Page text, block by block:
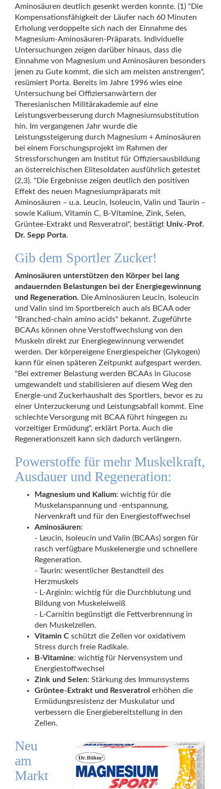
Aminosäuren deutlich gesenkt werden konnte. (1) "Die
Kompensationsfähigkeit der Läufer nach 60 Minuten
Erholung verdoppelte sich nach der Einnahme des
Magnesium-Aminosäuren-Präparats. Individuelle
Untersuchungen zeigen darüber hinaus, dass die
Einnahme von Magnesium und Aminosäuren besonders
jenen zu Gute kommt, die sich am meisten anstrengen",
resümiert Porta. Bereits im Jahre 1996 wies eine
Untersuchung bei Offiziersanwärtern der
Theresianischen Militärakademie auf eine
Leistungsverbesserung durch Magnesiumsubstitution
hin. Im vergangenen Jahr wurde die
Leistungssteigerung durch Magnesium + Aminosäuren
bei einem Forschungsprojekt im Rahmen der
Stressforschungen am Institut für Offiziersausbildung
an österreichischen Elitesoldaten ausführlich getestet
(2,3). "Die Ergebnisse zeigen deutlich den positiven
Effekt des neuen Magnesiumpräparats mit
Aminosäuren – u.a. Leucin, Isoleucin, Valin und Taurin –
sowie Kalium, Vitamin C, B-Vitamine, Zink, Selen,
Grüntee-Extrakt und Resveratrol", bestätigt Univ.-Prof.
Dr. Sepp Porta.
Gib dem Sportler Zucker!
Aminosäuren unterstützen den Körper bei lang
andauernden Belastungen bei der Energiegewinnung
und Regeneration. Die Aminosäuren Leucin, Isoleucin
und Valin sind im Sportbereich auch als BCAA oder
"Branched-chain amino acids" bekannt. Zugeführte
BCAAs können ohne Verstoffwechslung von den
Muskeln direkt zur Energiegewinnung verwendet
werden. Der körpereigene Energiespeicher (Glykogen)
kann für einen späteren Zeitpunkt aufgespart werden.
"Bei extremer Belastung werden BCAAs in Glucose
umgewandelt und stabilisieren auf diesem Weg den
Energie-und Zuckerhaushalt des Sportlers, bevor es zu
einer Unterzuckerung und Leistungsabfall kommt. Eine
schlechte Versorgung mit BCAA führt hingegen zu
vorzeitiger Ermüdung", erklärt Porta. Auch die
Regenerationszeit kann sich dadurch verlängern.
Powerstoffe für mehr Muskelkraft,
Ausdauer und Regeneration:
Magnesium und Kalium: wichtig für die
Muskelanspannung und -entspannung,
Nervenkraft und für den Energiestoffwechsel
Aminosäuren:
- Leucin, Isoleucin und Valin (BCAAs) sorgen für
rasch verfügbare Muskelenergie und schnellere
Regeneration.
- Taurin: wesentlicher Bestandteil des
Herzmuskels
- L-Arginin: wichtig für die Durchblutung und
Bildung von Muskeleiweiß
- L-Carnitin begünstigt die Fettverbrennung in
den Muskelzellen.
Vitamin C schützt die Zellen vor oxidativem
Stress durch freie Radikale.
B-Vitamine: wichtig für Nervensystem und
Energiestoffwechsel
Zink und Selen: Stärkung des Immunsystems
Grüntee-Extrakt und Resveratrol erhöhen die
Ermüdungsresistenz der Muskulatur und
verbessern die Energiebereitstellung in den
Zellen.
Neu
am
Markt